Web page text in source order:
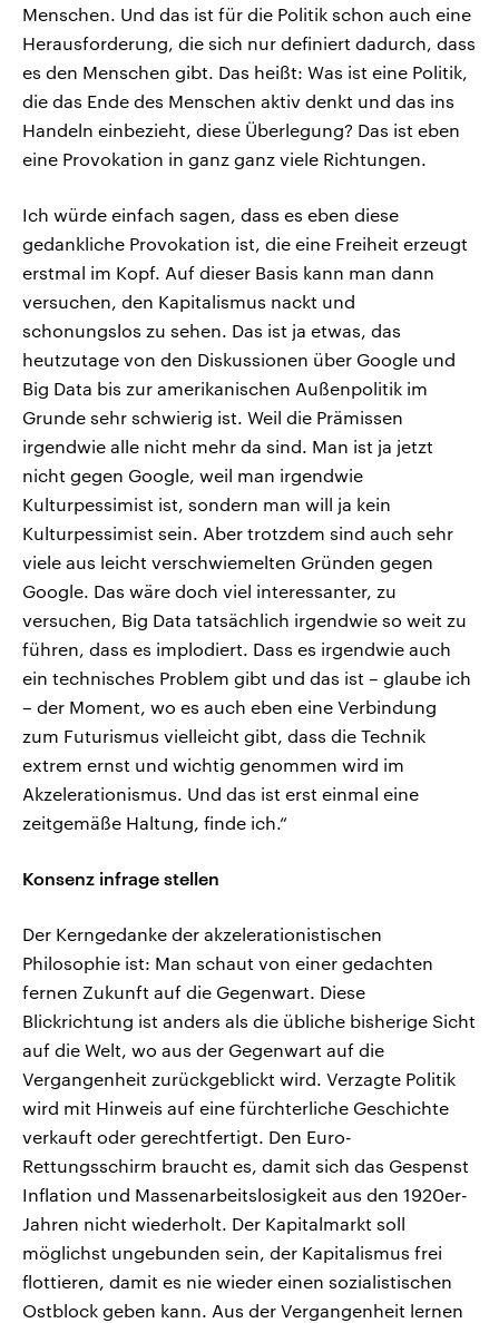
Menschen. Und das ist für die Politik schon auch eine
Herausforderung, die sich nur definiert dadurch, dass
es den Menschen gibt. Das heißt: Was ist eine Politik,
die das Ende des Menschen aktiv denkt und das ins
Handeln einbezieht, diese Überlegung? Das ist eben
eine Provokation in ganz ganz viele Richtungen.
Ich würde einfach sagen, dass es eben diese
gedankliche Provokation ist, die eine Freiheit erzeugt
erstmal im Kopf. Auf dieser Basis kann man dann
versuchen, den Kapitalismus nackt und
schonungslos zu sehen. Das ist ja etwas, das
heutzutage von den Diskussionen über Google und
Big Data bis zur amerikanischen Außenpolitik im
Grunde sehr schwierig ist. Weil die Prämissen
irgendwie alle nicht mehr da sind. Man ist ja jetzt
nicht gegen Google, weil man irgendwie
Kulturpessimist ist, sondern man will ja kein
Kulturpessimist sein. Aber trotzdem sind auch sehr
viele aus leicht verschwiemelten Gründen gegen
Google. Das wäre doch viel interessanter, zu
versuchen, Big Data tatsächlich irgendwie so weit zu
führen, dass es implodiert. Dass es irgendwie auch
ein technisches Problem gibt und das ist – glaube ich
– der Moment, wo es auch eben eine Verbindung
zum Futurismus vielleicht gibt, dass die Technik
extrem ernst und wichtig genommen wird im
Akzelerationismus. Und das ist erst einmal eine
zeitgemäße Haltung, finde ich.“
Konsenz infrage stellen
Der Kerngedanke der akzelerationistischen
Philosophie ist: Man schaut von einer gedachten
fernen Zukunft auf die Gegenwart. Diese
Blickrichtung ist anders als die übliche bisherige Sicht
auf die Welt, wo aus der Gegenwart auf die
Vergangenheit zurückgeblickt wird. Verzagte Politik
wird mit Hinweis auf eine fürchterliche Geschichte
verkauft oder gerechtfertigt. Den Euro-
Rettungsschirm braucht es, damit sich das Gespenst
Inflation und Massenarbeitslosigkeit aus den 1920er-
Jahren nicht wiederholt. Der Kapitalmarkt soll
möglichst ungebunden sein, der Kapitalismus frei
flottieren, damit es nie wieder einen sozialistischen
Ostblock geben kann. Aus der Vergangenheit lernen